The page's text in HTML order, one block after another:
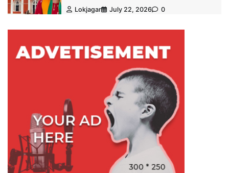
Lokjagar
July 22, 2026 0